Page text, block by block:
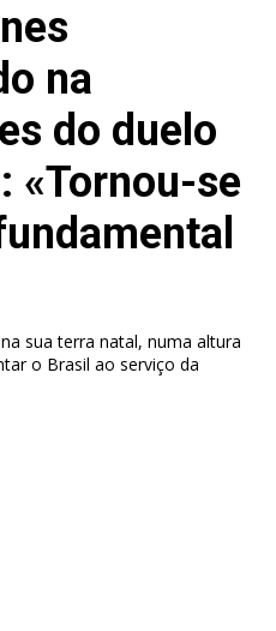
na
do duelo
«Tornou-se
sua terra natal, numa altura
o Brasil ao serviço da